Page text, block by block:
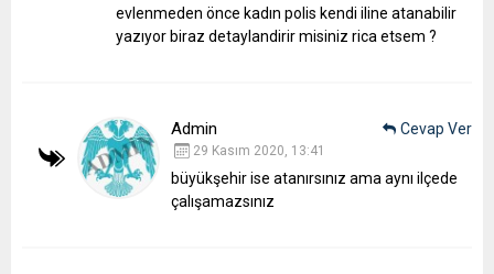
evlenmeden önce kadın polis kendi iline atanabilir
yazıyor biraz detaylandirir misiniz rica etsem ?
Admin
29 Kasım 2020, 13:41
büyükşehir ise atanırsınız ama aynı ilçede
çalışamazsınız
Cevap Ver